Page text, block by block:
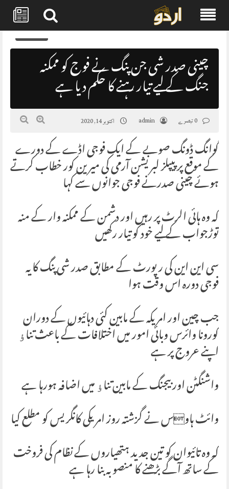
Skip
content
0
چینی صدر شی جن پنگ نے فوج کو ممکنہ
جنگ کے لیے تیار رہنے کا حکم دیا ہے
admin اکتوبر 14, 2020
گوانگ ڈونگ صوبے کے ایک فوجی اڈے کے دورے
کے موقع پر پیپلز لبریشن آرمی کی میرین کور خطاب کرتے
ہوئے چینی صدرنے فوجی جوانوں سے کہا
کہ وہ ہائی الرٹ پر رہیں اور دشمن کے ممکنہ وار کے منہ
توڑجواب کے لیے خود کو تیار رکھیں
سی این این کی رپورٹ کے مطابق صدر شی پنگ کا یہ
فوجی دورہ اس وقت ہوا
جب چین اور امریکہ کے مابین کئی دہائیوں کے دوران
کورونا وائرس وبائی امور میں اختلافات کے باعث تناﺅ
اپنے عروج پر ہے
واشنگٹن اور بیجنگ کے مابین تناﺅ میں اضافہ ہورہا ہے
وائٹ ہاوس نے گزشتہ روز امریکی کانگریس کو مطلع کیا
کہ وہ تائیوان کو تین جدید ہتھیاروں کے نظام کی فروخت
کے ساتھ آگے بڑھنے کا منصوبہ بنا رہا ہے